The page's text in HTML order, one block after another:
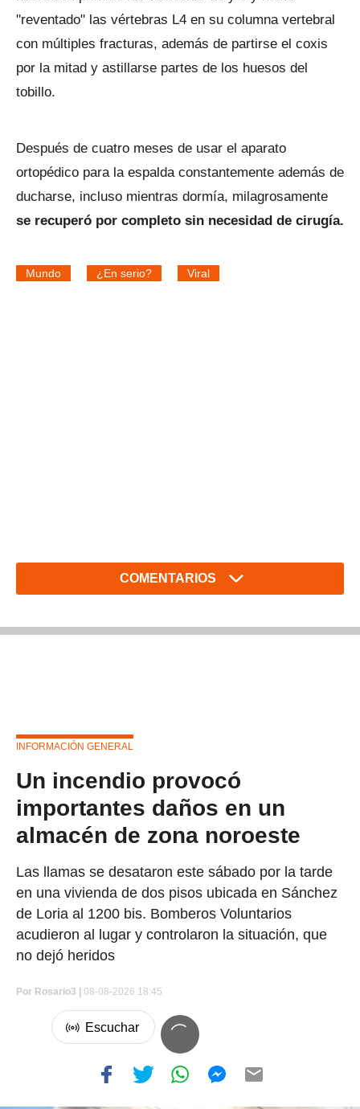
"reventado" las vértebras L4 en su columna vertebral
con múltiples fracturas, además de partirse el coxis
por la mitad y astillarse partes de los huesos del
tobillo.
Después de cuatro meses de usar el aparato
ortopédico para la espalda constantemente además de
ducharse, incluso mientras dormía, milagrosamente
se recuperó por completo sin necesidad de cirugía.
Mundo ¿En serio? Viral
COMENTARIOS